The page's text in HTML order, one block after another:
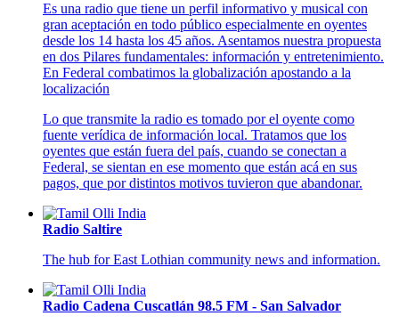
Es una radio que tiene un perfil informativo y musical con
gran aceptación en todo público especialmente en oyentes
desde los 14 hasta los 45 años. Asentamos nuestra propuesta
en dos Pilares fundamentales: información y entretenimiento.
En Federal combatimos la globalización apostando a la
localización
Lo que transmite la radio es tomado por el oyente como
fuente verídica de información local. Tratamos que los
oyentes que están fuera del país, cuando se conectan a
Federal, se sientan en ese momento que están acá en sus
pagos, que por distintos motivos tuvieron que abandonar.
Radio Saltire
The hub for East Lothian community news and information.
Radio Cadena Cuscatlán 98.5 FM - San Salvador